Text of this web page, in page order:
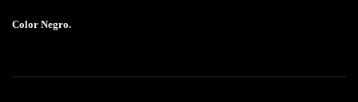
Color Negro.